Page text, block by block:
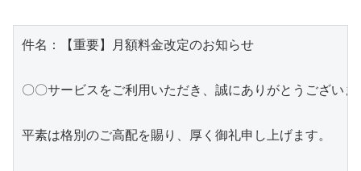
件名：【重要】月額料金改定のお知らせ
〇〇サービスをご利用いただき、誠にありがとうございま
平素は格別のご高配を賜り、厚く御礼申し上げます。